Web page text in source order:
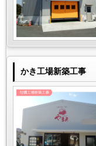
かき工場新築工事